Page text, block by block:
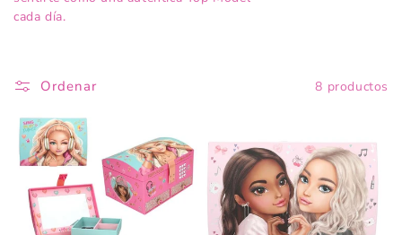
i
n
:
cada día.
Ordenar 8 productos